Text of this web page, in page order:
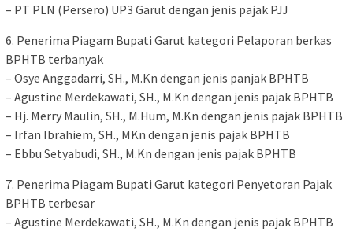
– PT PLN (Persero) UP3 Garut dengan jenis pajak PJJ
6. Penerima Piagam Bupati Garut kategori Pelaporan berkas
BPHTB terbanyak
– Osye Anggadarri, SH., M.Kn dengan jenis panjak BPHTB
– Agustine Merdekawati, SH., M.Kn dengan jenis pajak BPHTB
– Hj. Merry Maulin, SH., M.Hum, M.Kn dengan jenis pajak BPHTB
– Irfan Ibrahiem, SH., MKn dengan jenis pajak BPHTB
– Ebbu Setyabudi, SH., M.Kn dengan jenis pajak BPHTB
7. Penerima Piagam Bupati Garut kategori Penyetoran Pajak
BPHTB terbesar
– Agustine Merdekawati, SH., M.Kn dengan jenis pajak BPHTB